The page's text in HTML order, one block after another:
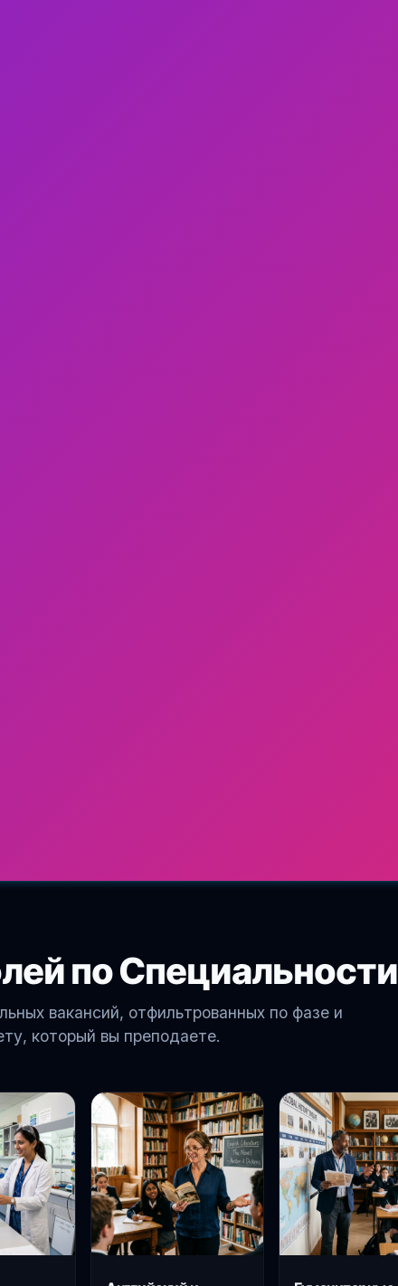
по Специальности
вакансий, отфильтрованных по фазе и
который вы преподаете.